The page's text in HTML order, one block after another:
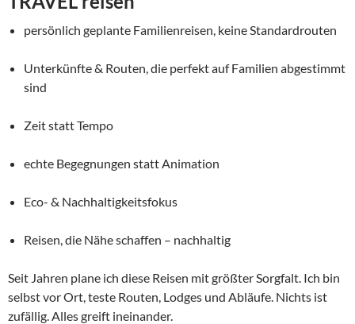
persönlich geplante Familienreisen, keine Standardrouten
Unterkünfte & Routen, die perfekt auf Familien abgestimmt
sind
Zeit statt Tempo
echte Begegnungen statt Animation
Eco- & Nachhaltigkeitsfokus
Reisen, die Nähe schaffen – nachhaltig
Seit Jahren plane ich diese Reisen mit größter Sorgfalt. Ich bin
selbst vor Ort, teste Routen, Lodges und Abläufe. Nichts ist
zufällig. Alles greift ineinander.